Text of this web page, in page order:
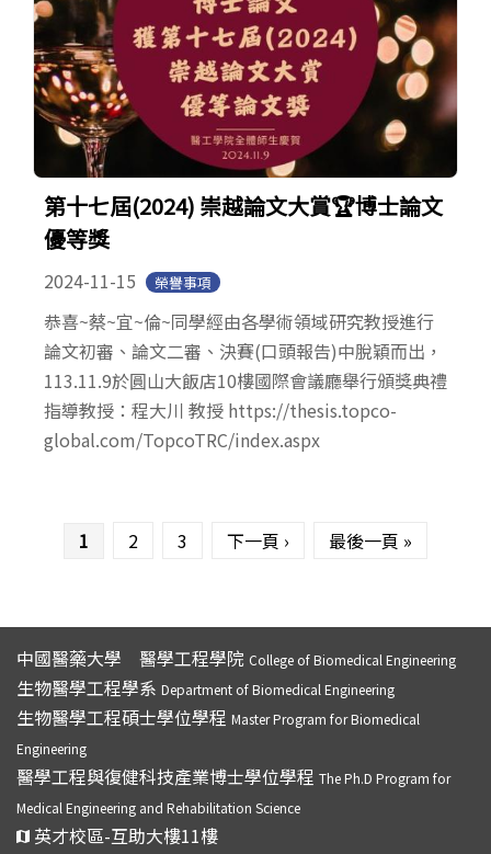
第十七屆(2024) 崇越論文大賞🏆博士論文
優等獎
2024-11-15 榮譽事項
恭喜~蔡~宜~倫~同學經由各學術領域研究教授進行
論文初審、論文二審、決賽(口頭報告)中脫穎而出，
113.11.9於圓山大飯店10樓國際會議廳舉行頒獎典禮
指導教授：程大川 教授 https://thesis.topco-
global.com/TopcoTRC/index.aspx
1 2 3 下一頁 › 最後一頁 »
中國醫藥大學 醫學工程學院 College of Biomedical Engineering
生物醫學工程學系 Department of Biomedical Engineering
生物醫學工程碩士學位學程 Master Program for Biomedical
Engineering
醫學工程與復健科技產業博士學位學程 The Ph.D Program for
Medical Engineering and Rehabilitation Science
英才校區-互助大樓11樓